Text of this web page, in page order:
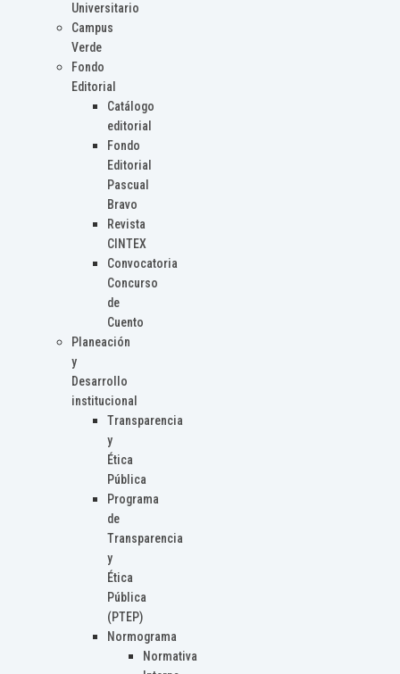
Universitario
Campus
Verde
Fondo
Editorial
Catálogo
editorial
Fondo
Editorial
Pascual
Bravo
Revista
CINTEX
Convocatoria
Concurso
de
Cuento
Planeación
y
Desarrollo
institucional
Transparencia
y
Ética
Pública
Programa
de
Transparencia
y
Ética
Pública
(PTEP)
Normograma
Normativa